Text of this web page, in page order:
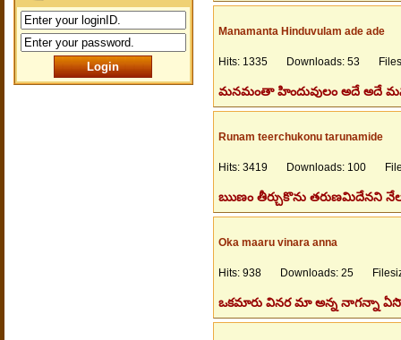
Manamanta Hinduvulam ade ade
Hits: 1335 Downloads: 53
మనమంతా హిందువులం అదే అదే మన
Runam teerchukonu tarunamide
Hits: 3419 Downloads: 100
ఋణం తీర్చుకొను తరుణమిదేనని
Oka maaru vinara anna
Hits: 938 Downloads: 25
ఒకమారు వినర మా అన్న నాగన్నా